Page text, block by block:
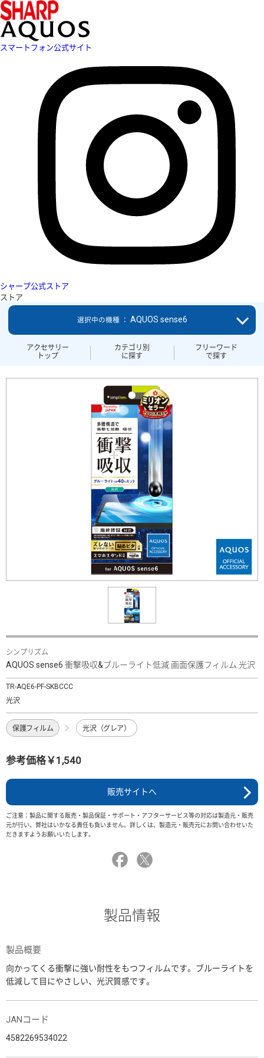
スマートフォン公式サイト
シャープ公式ストア
ストア
アクセサリー
トップ
カテゴリ別
に探す
フリーワード
で探す
選択中の機種 ： AQUOS sense6
シンプリズム
AQUOS sense6 衝撃吸収&ブルーライト低減 画面保護フィルム 光沢
TR-AQE6-PF-SKBCCC
光沢
保護フィルム 光沢（グレア）
参考価格￥1,540
販売サイトへ
ご注意：製品に関する販売・製品保証・サポート・アフターサービス等の対応は製造元・販売
元が行い、弊社はいかなる責任も負いません。詳しくは、製造元・販売元にお問い合わせいた
だきますようお願いいたします。
製品情報
製品概要
向かってくる衝撃に強い耐性をもつフィルムです。ブルーライトを
低減して目にやさしい、光沢質感です。
JANコード
4582269534022